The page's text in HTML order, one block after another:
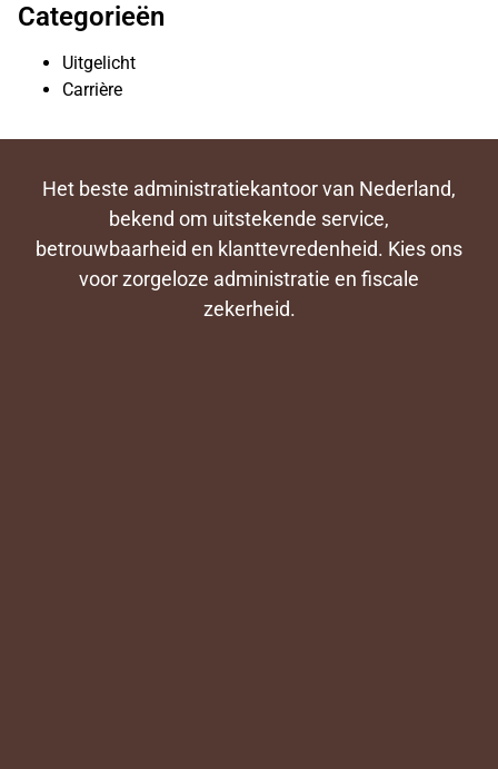
Categorieën
Uitgelicht
Carrière
Het beste administratiekantoor van Nederland,
bekend om uitstekende service,
betrouwbaarheid en klanttevredenheid. Kies ons
voor zorgeloze administratie en fiscale
zekerheid.